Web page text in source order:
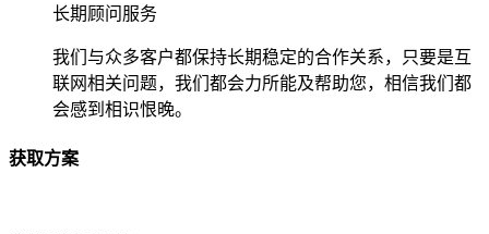
长期顾问服务
我们与众多客户都保持长期稳定的合作关系，只要是互
联网相关问题，我们都会力所能及帮助您，相信我们都
会感到相识恨晚。
获取方案